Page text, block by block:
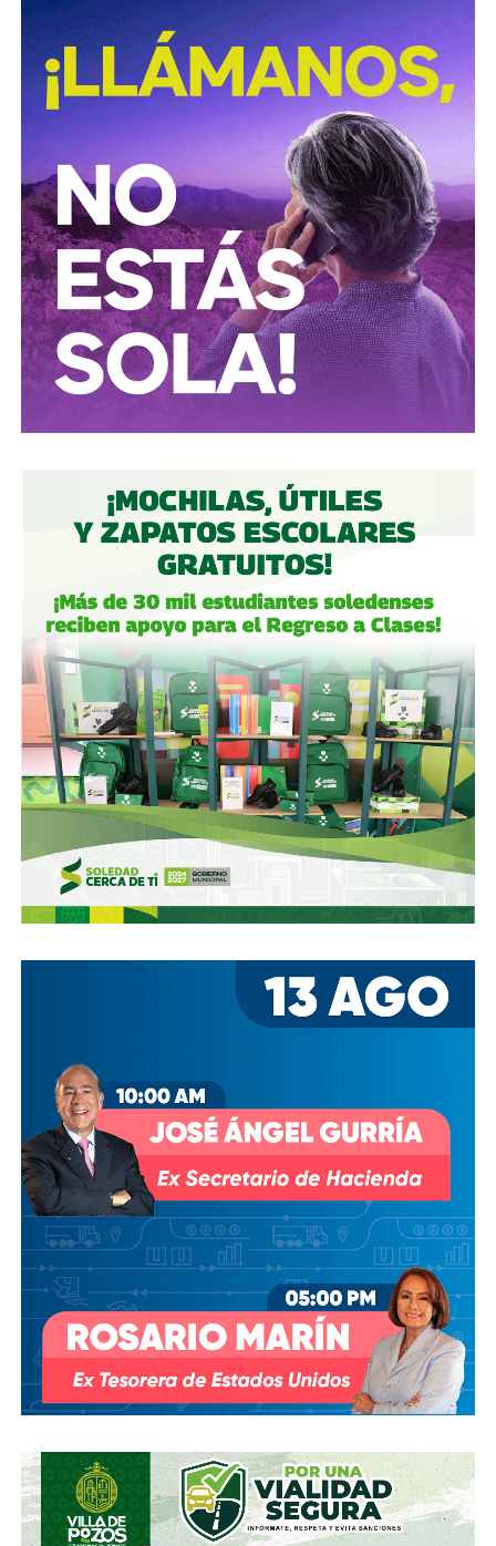
públicos,el conglomerado ICA lo controla desde el
rescate financiero de 2016-2018 el financiero
regiomontano David Martínez Guzmán , vía vehículos
de Luxemburgo ligados a su fondo
Fintech Advisory
, en
sociedad con
Bernardo Gómez yAlfonso de Angoitia
los dos copresidentes de Grupo Televisa.
La estructura accionaria de ICA Tenedora se ha modificado
con el tiempo: tras la venta a la francesa Vinci, en
diciembre de 2022, de la participación conjunta en Grupo
Aeroportuario Centro Norte (OMA), quedó en30% para
Martínez y 23.95% para cada uno de los dos
ejecutivos de Televisay un 1.2% de Control Empresarial
de Capitales, filial de Grupo Carso de Carlos Slim, es decir,
el propio Slim también tiene una participación minoritaria,
Gómez y De Angoitia han sido por muchos años los
hombre de confianza de Emilio Azcárraga Jean, al
grado que cuando en 2024 este último dio un paso al
costado de la presidencia de Grupo Televisa en medio de
de la FIFA para asegurar los derechos del Mundial, fueron
ellos dos quienes asumieron el puesto de Co-
s.
Su relación con Martínez no se limita a Empresas ICA,
pues desde octubre de 2024 (justo unos días antes del
cambio en la presidencia) el oriundo de Monterreyha
comprado, además, acciones de la propia Televisa.
Empezó con 7.8%, lo que lo volvió su tercer mayor
El pasado mes de junio, como parte de un aumento de
capital de alrededor de 7 mil millones de pesos aprobado
por los accionistas de Televisa, la empresa informó que l
participación de Martínez podría llegar a 22.3% una